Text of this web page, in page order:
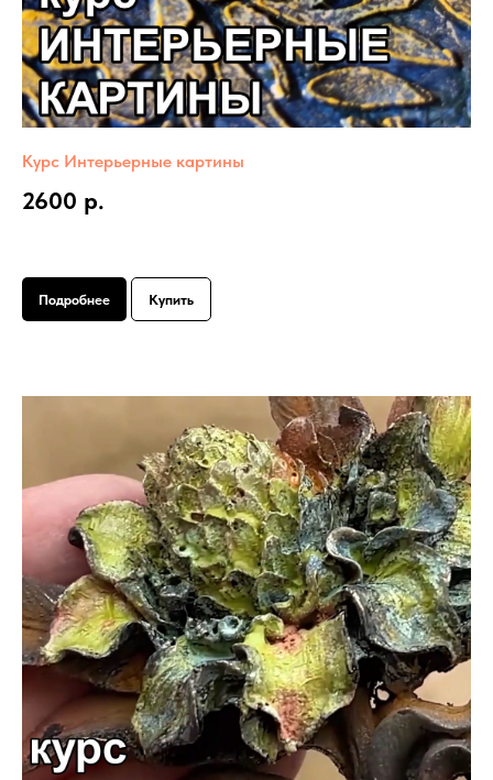
Курс Интерьерные картины
2600 р.
Подробнее Купить